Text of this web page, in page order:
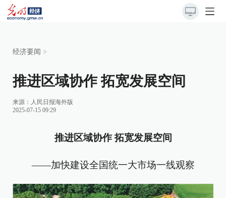
经济要闻 >
推进区域协作 拓宽发展空间
来源： 人民日报海外版
2025-07-15 09:29
推进区域协作 拓宽发展空间
——加快建设全国统一大市场一线观察